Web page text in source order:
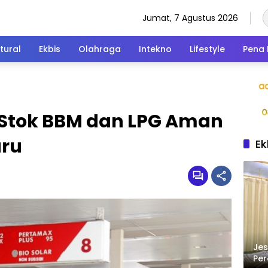
Jumat, 7 Agustus 2026
Ekbis Olahraga Intekno Lifestyle Pena
BBM dan LPG Aman